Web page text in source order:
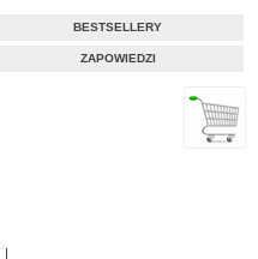
BESTSELLERY
ZAPOWIEDZI